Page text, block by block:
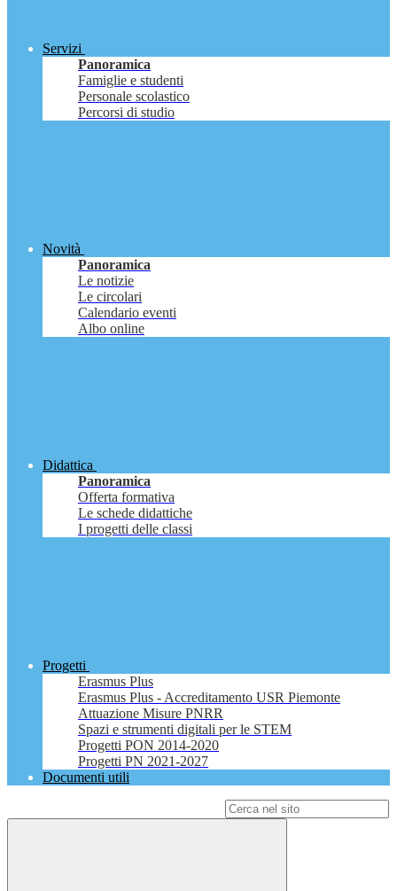
Servizi
Panoramica
Famiglie e studenti
Personale scolastico
Percorsi di studio
Novità
Panoramica
Le notizie
Le circolari
Calendario eventi
Albo online
Didattica
Panoramica
Offerta formativa
Le schede didattiche
I progetti delle classi
Progetti
Erasmus Plus
Erasmus Plus - Accreditamento USR Piemonte
Attuazione Misure PNRR
Spazi e strumenti digitali per le STEM
Progetti PON 2014-2020
Progetti PN 2021-2027
Documenti utili